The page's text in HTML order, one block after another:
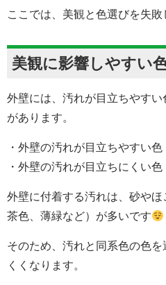
ここでは、美観と色選びを失
美観に影響しやすい
外壁には、汚れが目立ちやす
があります。
・外壁の汚れが目立ちやすい
・外壁の汚れが目立ちにくい
外壁に付着する汚れは、砂や
茶色、薄緑など）が多いです
そのため、汚れと同系色の色
くくなります。